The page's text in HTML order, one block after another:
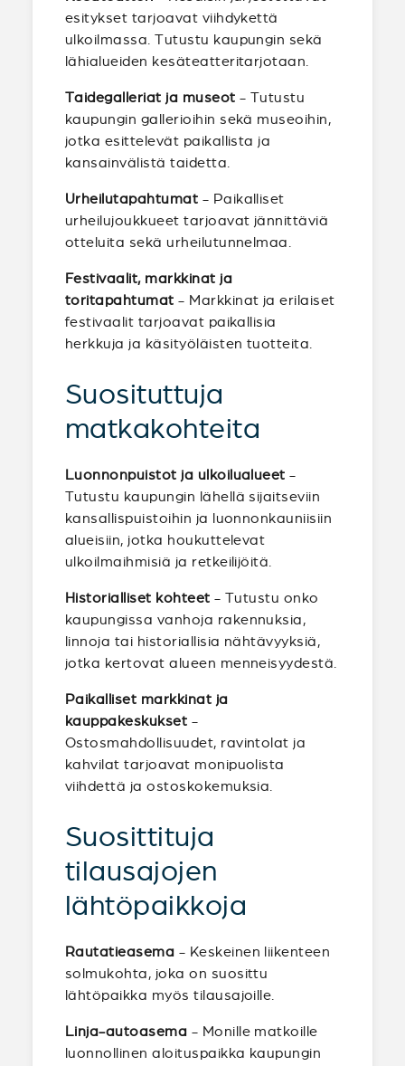
esitykset tarjoavat viihdykettä
ulkoilmassa. Tutustu kaupungin sekä
lähialueiden kesäteatteritarjotaan.
Taidegalleriat ja museot - Tutustu
kaupungin gallerioihin sekä museoihin,
jotka esittelevät paikallista ja
kansainvälistä taidetta.
Urheilutapahtumat - Paikalliset
urheilujoukkueet tarjoavat jännittäviä
otteluita sekä urheilutunnelmaa.
Festivaalit, markkinat ja
toritapahtumat - Markkinat ja erilaiset
festivaalit tarjoavat paikallisia
herkkuja ja käsityöläisten tuotteita.
Suosituttuja
matkakohteita
Luonnonpuistot ja ulkoilualueet -
Tutustu kaupungin lähellä sijaitseviin
kansallispuistoihin ja luonnonkauniisiin
alueisiin, jotka houkuttelevat
ulkoilmaihmisiä ja retkeilijöitä.
Historialliset kohteet - Tutustu onko
kaupungissa vanhoja rakennuksia,
linnoja tai historiallisia nähtävyyksiä,
jotka kertovat alueen menneisyydestä.
Paikalliset markkinat ja
kauppakeskukset -
Ostosmahdollisuudet, ravintolat ja
kahvilat tarjoavat monipuolista
viihdettä ja ostoskokemuksia.
Suosittituja
tilausajojen
lähtöpaikkoja
Rautatieasema - Keskeinen liikenteen
solmukohta, joka on suosittu
lähtöpaikka myös tilausajoille.
Linja-autoasema - Monille matkoille
luonnollinen aloituspaikka kaupungin